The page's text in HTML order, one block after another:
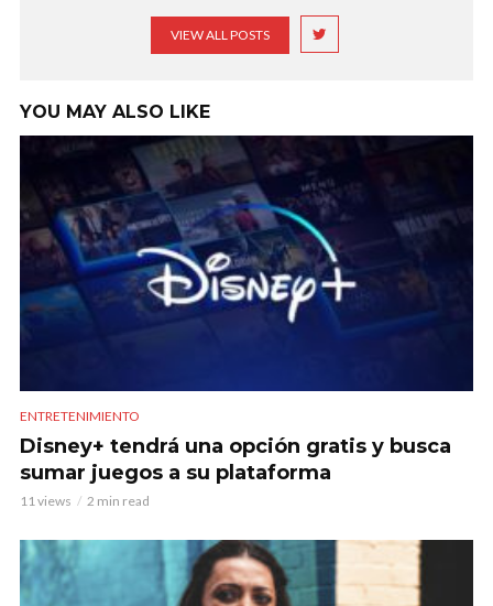
VIEW ALL POSTS
YOU MAY ALSO LIKE
ENTRETENIMIENTO
Disney+ tendrá una opción gratis y busca
sumar juegos a su plataforma
11 views 2 min read